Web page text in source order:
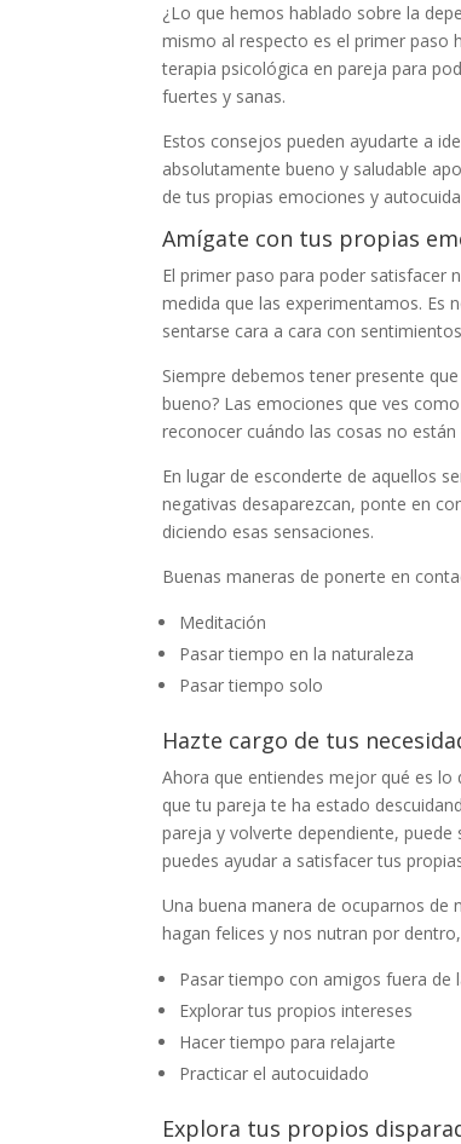
¿Lo que hemos hablado sobre la
mismo al respecto es el primer paso
terapia psicológica en pareja para
fuertes y sanas.
Estos consejos pueden ayudarte a
absolutamente bueno y saludable
de tus propias emociones y
Amígate con tus propias
El primer paso para poder satisfacer
medida que las experimentamos. Es
sentarse cara a cara con
Siempre debemos tener presente
bueno? Las emociones que ves
reconocer cuándo las cosas no
En lugar de esconderte de aquellos
negativas desaparezcan, ponte en
diciendo esas sensaciones.
Buenas maneras de ponerte en
Meditación
Pasar tiempo en la naturaleza
Pasar tiempo solo
Hazte cargo de tus
Ahora que entiendes mejor qué es lo
que tu pareja te ha estado
pareja y volverte dependiente,
puedes ayudar a satisfacer tus
Una buena manera de ocuparnos de
hagan felices y nos nutran por
Pasar tiempo con amigos fuera de
Explorar tus propios intereses
Hacer tiempo para relajarte
Practicar el autocuidado
Explora tus propios